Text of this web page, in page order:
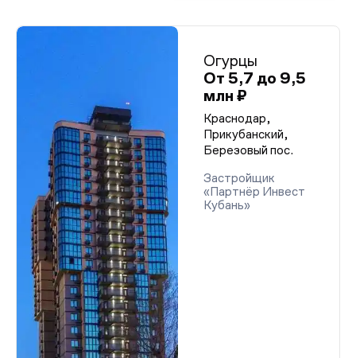
Огурцы
От 5,7 до 9,5
млн ₽
Краснодар,
Прикубанский,
Березовый пос.
Застройщик
«Партнёр Инвест
Кубань»